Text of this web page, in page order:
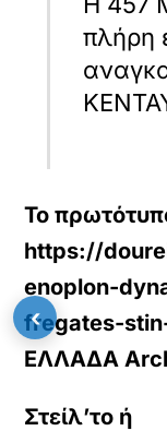
πλήρη
Το
https://
enoplon-
fregates-
ΕΛΛΑΔΑ
‹